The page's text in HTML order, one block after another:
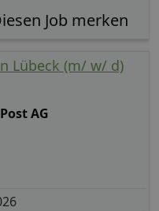
Lübeck (m/ w/ d)
AG